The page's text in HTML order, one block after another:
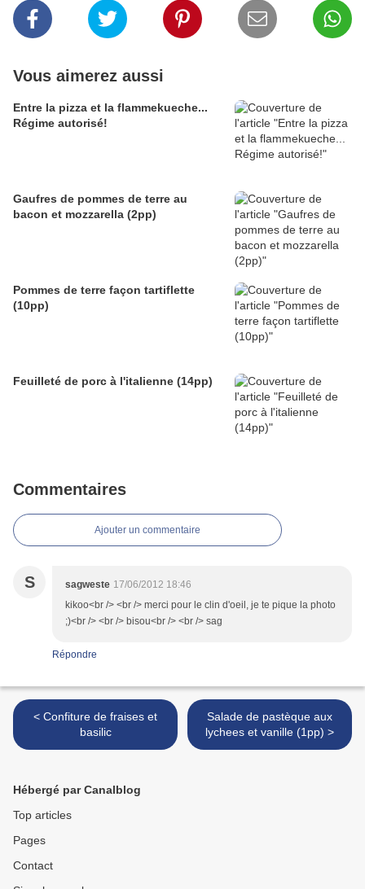
Vous aimerez aussi
Entre la pizza et la flammekueche...
Régime autorisé!
Gaufres de pommes de terre au
bacon et mozzarella (2pp)
Pommes de terre façon tartiflette
(10pp)
Feuilleté de porc à l'italienne (14pp)
Commentaires
Ajouter un commentaire
S sagweste 17/06/2012 18:46
kikoo<br /> <br /> merci pour le clin d'oeil, je te pique la photo
;)<br /> <br /> bisou<br /> <br /> sag
Répondre
< Confiture de fraises et
basilic
Salade de pastèque aux
lychees et vanille (1pp) >
Hébergé par Canalblog
Top articles
Pages
Contact